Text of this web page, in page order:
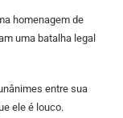
homenagem de
uma batalha legal
entre sua
ele é louco.